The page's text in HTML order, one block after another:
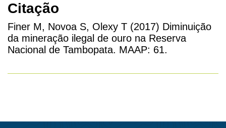
Citação
Finer M, Novoa S, Olexy T (2017) Diminuição
da mineração ilegal de ouro na Reserva
Nacional de Tambopata. MAAP: 61.